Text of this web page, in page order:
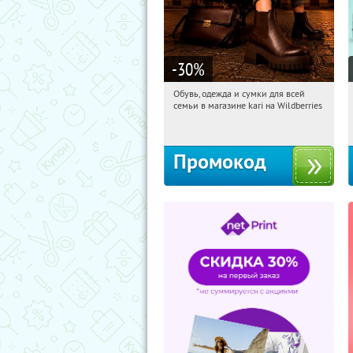
-30%
10:07:38 Получили:
Обувь, одежда и сумки для всей
семьи в магазине kari на Wildberries
Промокод